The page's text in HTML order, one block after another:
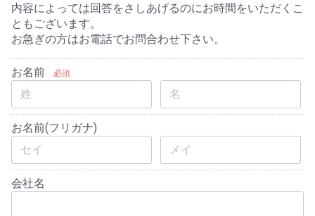
内容によっては回答をさしあげるのにお時間をいただくこ
ともございます。
お急ぎの方はお電話でお問合わせ下さい。
お名前 必須
お名前(フリガナ)
会社名